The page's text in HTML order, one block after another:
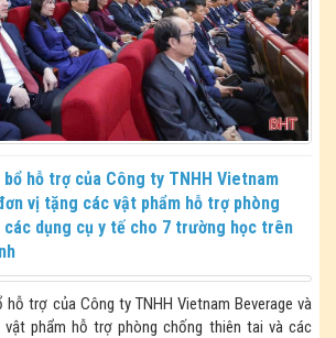
bổ hỗ trợ của Công ty TNHH Vietnam
vị tặng các vật phẩm hỗ trợ phòng
dụng cụ y tế cho 7 trường học trên
hỗ trợ của Công ty TNHH Vietnam Beverage và
phẩm hỗ trợ phòng chống thiên tai và các